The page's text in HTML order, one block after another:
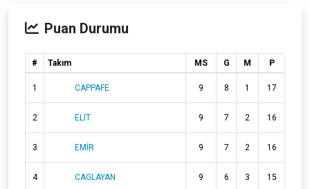
Puan Durumu
# Takım MS G M P
1 CAPPAFE 9 8 1 17
2 ELIT 9 7 2 16
3 EMİR 9 7 2 16
4 CAGLAYAN 9 6 3 15